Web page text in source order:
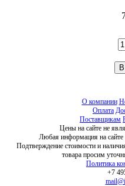
О компании
Оплата
Поставщикам
Цены на сайте не
Любая информация на
Подтверждение стоимости и
товара просим
Политика
+7